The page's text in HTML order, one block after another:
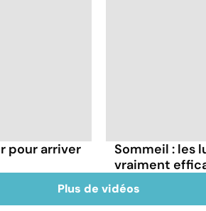
pour arriver
Sommeil : les
vraiment
Plus de vidéos